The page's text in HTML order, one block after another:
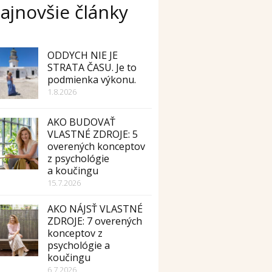
články
ODDYCH NIE JE
STRATA ČASU. Je to
podmienka výkonu.
1.8.2026
AKO BUDOVAŤ
VLASTNÉ ZDROJE: 5
overených konceptov
z psychológie
a koučingu
15.7.2026
AKO NÁJSŤ VLASTNÉ
ZDROJE: 7 overených
konceptov z
psychológie a
koučingu
6.7.2026